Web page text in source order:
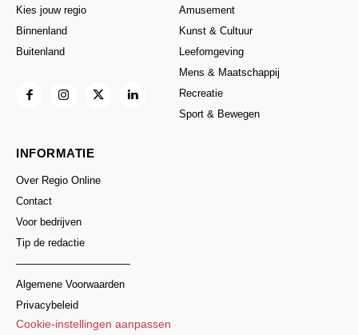
Kies jouw regio
Binnenland
Buitenland
Amusement
Kunst & Cultuur
Leefomgeving
Mens & Maatschappij
Recreatie
Sport & Bewegen
INFORMATIE
Over Regio Online
Contact
Voor bedrijven
Tip de redactie
———————————
Algemene Voorwaarden
Privacybeleid
Cookie-instellingen aanpassen